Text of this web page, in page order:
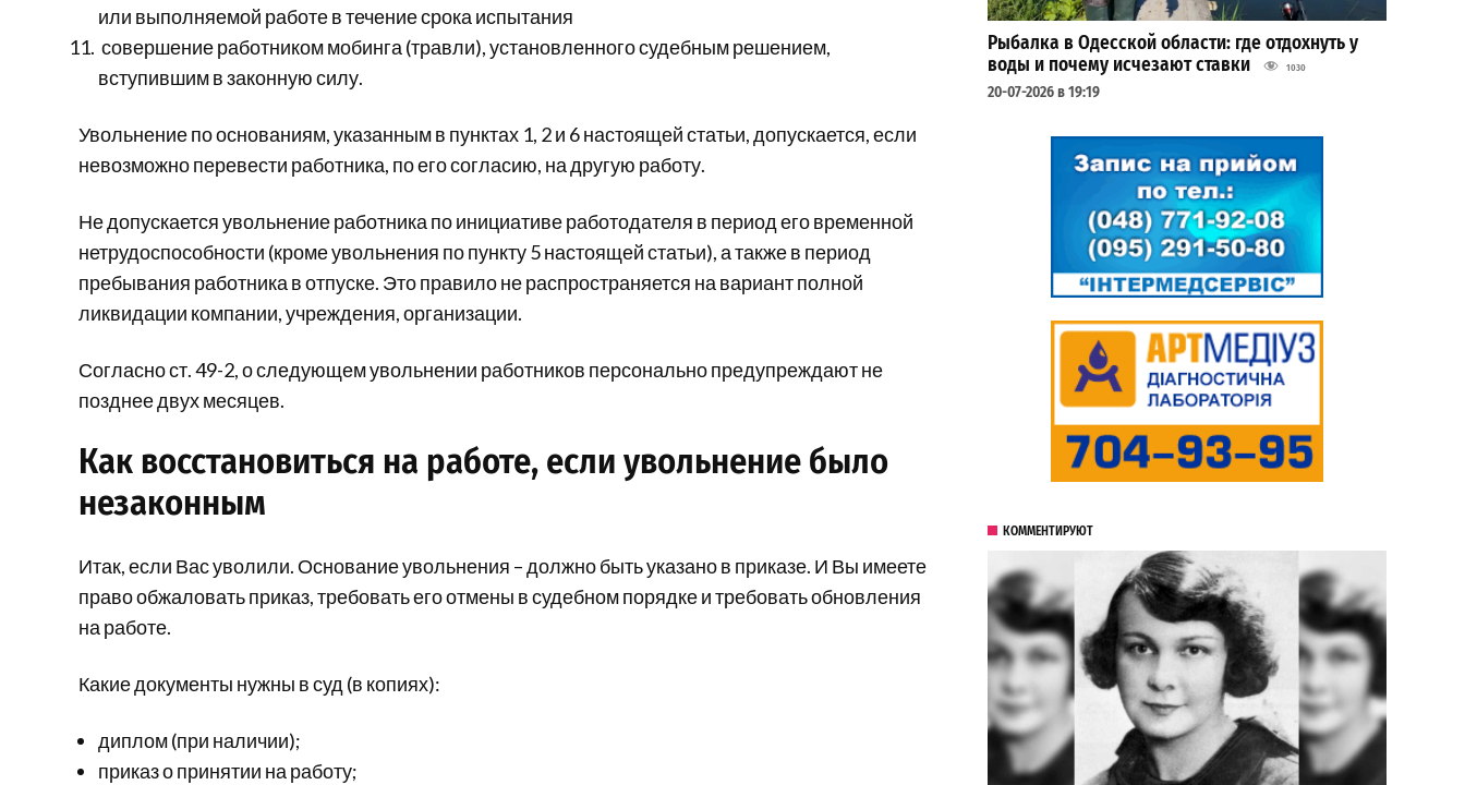
или выполняемой работе в течение срока испытания
совершение работником мобинга (травли), установленного судебным решением,
вступившим в законную силу.
Увольнение по основаниям, указанным в пунктах 1, 2 и 6 настоящей статьи, допускается, если
невозможно перевести работника, по его согласию, на другую работу.
Не допускается увольнение работника по инициативе работодателя в период его временной
нетрудоспособности (кроме увольнения по пункту 5 настоящей статьи), а также в период
пребывания работника в отпуске. Это правило не распространяется на вариант полной
ликвидации компании, учреждения, организации.
Согласно ст. 49-2, о следующем увольнении работников персонально предупреждают не
позднее двух месяцев.
Как восстановиться на работе, если увольнение было
незаконным
Итак, если Вас уволили. Основание увольнения – должно быть указано в приказе. И Вы имеете
право обжаловать приказ, требовать его отмены в судебном порядке и требовать обновления
на работе.
Какие документы нужны в суд (в копиях):
диплом (при наличии);
приказ о принятии на работу;
Рыбалка в Одесской области: где отдохнуть у
воды и почему исчезают ставки
1030
20-07-2026 в 19:19
КОММЕНТИРУЮТ